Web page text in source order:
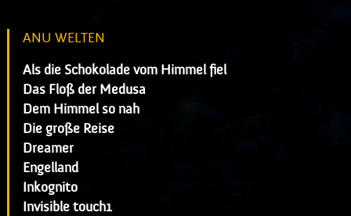
ANU WELTEN
Als die Schokolade vom Himmel fiel
Das Floß der Medusa
Dem Himmel so nah
Die große Reise
Dreamer
Engelland
Inkognito
Invisible touch1